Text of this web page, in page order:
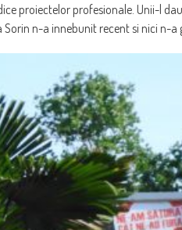
proiectelor profesionale. Unii-l
n-a innebunit recent si nici n-a